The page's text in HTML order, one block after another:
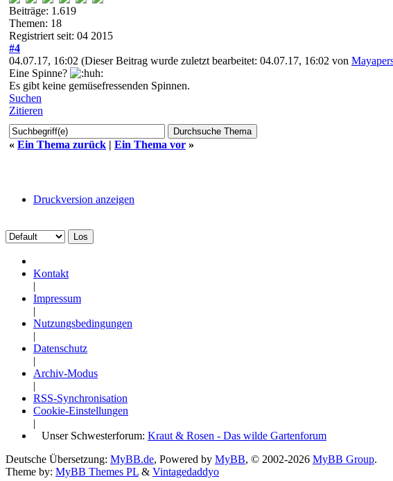
Beiträge: 1.619
Themen: 18
Registriert seit: 04 2015
#4
04.07.17, 16:02 (Dieser Beitrag wurde zuletzt bearbeitet: 04.07.17, 16:02 von
Eine Spinne?
Es gibt keine gemüsefressenden Spinnen.
Suchen
Zitieren
« Ein Thema zurück | Ein Thema vor »
Druckversion anzeigen
Kontakt
|
Impressum
|
Nutzungsbedingungen
|
Datenschutz
|
Archiv-Modus
|
RSS-Synchronisation
Cookie-Einstellungen
|
Unser Schwesterforum: Kraut & Rosen - Das wilde Gartenforum
Deutsche Übersetzung: MyBB.de, Powered by MyBB, © 2002-2026 MyBB Group.
Theme by: MyBB Themes PL & Vintagedaddyo